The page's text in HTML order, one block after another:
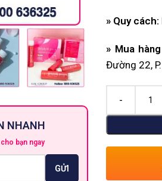
NHANH
bạn ngay
» Quy cách:
» Mua
Đường 22,